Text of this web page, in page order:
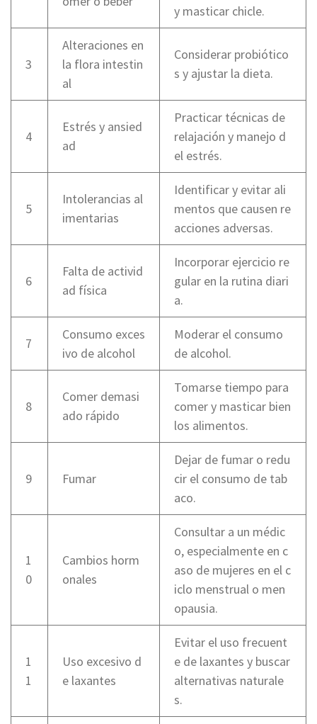
y masticar chicle.
3
Alteraciones en
la flora intestin
al
Considerar probiótico
s y ajustar la dieta.
4
Estrés y ansied
ad
Practicar técnicas de
relajación y manejo d
el estrés.
5
Intolerancias al
imentarias
Identificar y evitar ali
mentos que causen re
acciones adversas.
6
Falta de activid
ad física
Incorporar ejercicio re
gular en la rutina diari
a.
7
Consumo exces
ivo de alcohol
Moderar el consumo
de alcohol.
8
Comer demasi
ado rápido
Tomarse tiempo para
comer y masticar bien
los alimentos.
9 Fumar
Dejar de fumar o redu
cir el consumo de tab
aco.
1
0
Cambios horm
onales
Consultar a un médic
o, especialmente en c
aso de mujeres en el c
iclo menstrual o men
opausia.
1
1
Uso excesivo d
e laxantes
Evitar el uso frecuent
e de laxantes y buscar
alternativas naturale
s.